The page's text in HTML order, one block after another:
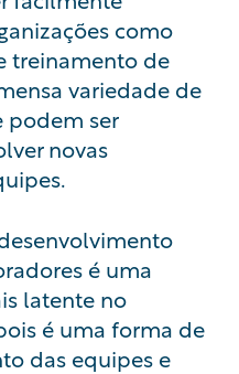
como
treinamento de
variedade de
podem ser
novas
é uma
latente no
é uma forma de
das equipes e